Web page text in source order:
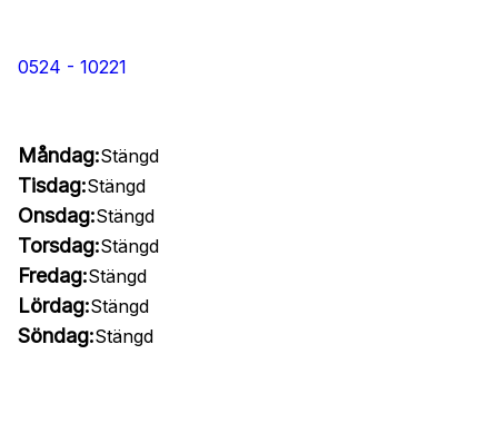
0524 - 10221
Måndag:Stängd
Tisdag:Stängd
Onsdag:Stängd
Torsdag:Stängd
Fredag:Stängd
Lördag:Stängd
Söndag:Stängd